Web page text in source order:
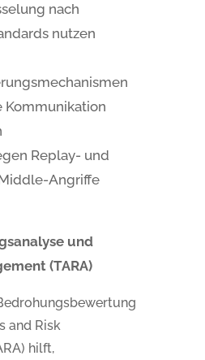
nach
nutzen
Kommunikation
Replay- und
Angriffe
und
(TARA)
and Risk
hilft,